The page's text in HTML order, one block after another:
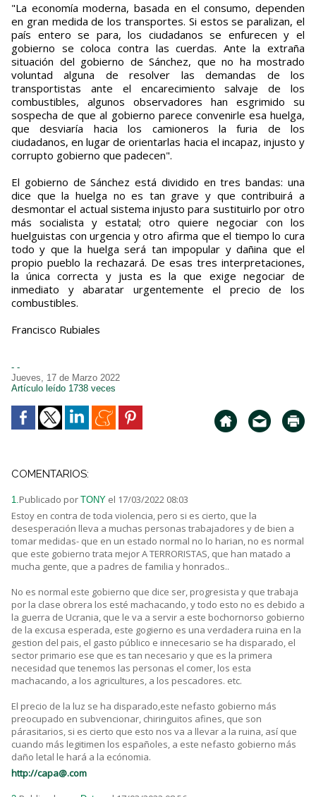
"La economía moderna, basada en el consumo, dependen
en gran medida de los transportes. Si estos se paralizan, el
país entero se para, los ciudadanos se enfurecen y el
gobierno se coloca contra las cuerdas. Ante la extraña
situación del gobierno de Sánchez, que no ha mostrado
voluntad alguna de resolver las demandas de los
transportistas ante el encarecimiento salvaje de los
combustibles, algunos observadores han esgrimido su
sospecha de que al gobierno parece convenirle esa huelga,
que desviaría hacia los camioneros la furia de los
ciudadanos, en lugar de orientarlas hacia el incapaz, injusto y
corrupto gobierno que padecen".
El gobierno de Sánchez está dividido en tres bandas: una
dice que la huelga no es tan grave y que contribuirá a
desmontar el actual sistema injusto para sustituirlo por otro
más socialista y estatal; otro quiere negociar con los
huelguistas con urgencia y otro afirma que el tiempo lo cura
todo y que la huelga será tan impopular y dañina que el
propio pueblo la rechazará. De esas tres interpretaciones,
la única correcta y justa es la que exige negociar de
inmediato y abaratar urgentemente el precio de los
combustibles.
Francisco Rubiales
- -
Jueves, 17 de Marzo 2022
Artículo leído 1738 veces
COMENTARIOS:
1.Publicado por TONY el 17/03/2022 08:03
Estoy en contra de toda violencia, pero si es cierto, que la
desesperación lleva a muchas personas trabajadores y de bien a
tomar medidas- que en un estado normal no lo harian, no es normal
que este gobierno trata mejor A TERRORISTAS, que han matado a
mucha gente, que a padres de familia y honrados..
No es normal este gobierno que dice ser, progresista y que trabaja
por la clase obrera los esté machacando, y todo esto no es debido a
la guerra de Ucrania, que le va a servir a este bochornorso gobierno
de la excusa esperada, este gogierno es una verdadera ruina en la
gestion del pais, el gasto público e innecesario se ha disparado, el
sector primario ese que es tan necesario y que es la primera
necesidad que tenemos las personas el comer, los esta
machacando, a los agricultures, a los pescadores. etc.
El precio de la luz se ha disparado,este nefasto gobierno más
preocupado en subvencionar, chiringuitos afines, que son
párasitarios, si es cierto que esto nos va a llevar a la ruina, así que
cuando más legitimen los españoles, a este nefasto gobierno más
daño letal le hará a la ecónomia.
http://capa@.com